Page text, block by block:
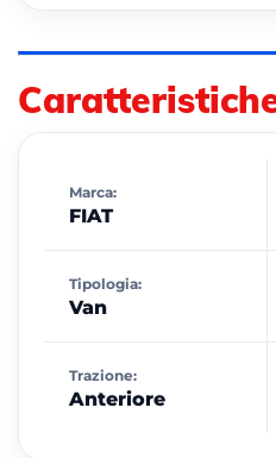
Marca:
FIAT
Tipologia:
Van
Trazione:
Anteriore